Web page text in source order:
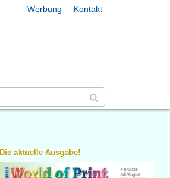
Werbung Kontakt
Die aktuelle Ausgabe!